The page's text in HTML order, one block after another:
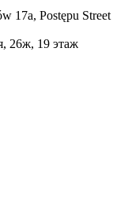
17a, Postępu Street
26ж, 19 этаж